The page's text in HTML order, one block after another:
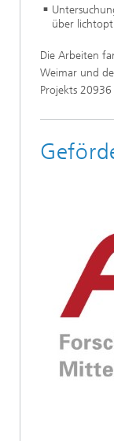
über
Die Arbeiten
Weimar und
Projekts 20936